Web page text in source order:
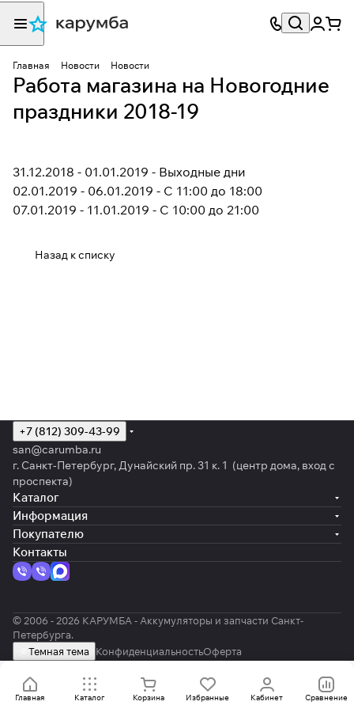
Главная Новости Новости
Работа магазина на Новогодние
праздники 2018-19
31.12.2018 - 01.01.2019 - Выходные дни
02.01.2019 - 06.01.2019 - С 11:00 до 18:00
07.01.2019 - 11.01.2019 - С 10:00 до 21:00
Назад к списку
Главная Каталог Корзина Избранные Кабинет Сравнение
+7 (812) 309-43-99
san@carumba.ru
г. Санкт-Петербург, Дунайский пр. 31 к. 1 (центр дома, вход с
проспекта)
Каталог
Информация
Покупателю
Контакты
© 2006 - 2026 КАРУМБА - Аккумуляторы и запчасти Санкт-
Петербурга.
Темная тема
КонфиденциальностьОферта